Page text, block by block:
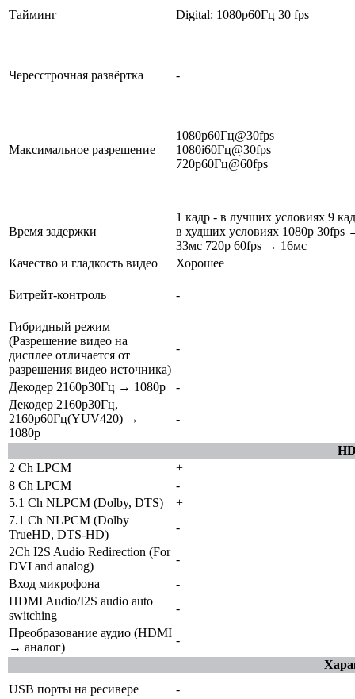
Тайминг Digital: 1080p60Гц 30 fps
Чересстрочная развёртка -
Максимальное разрешение
1080p60Гц@30fps
1080i60Гц@30fps
720p60Гц@60fps
Время задержки
1 кадр - в лучших условиях 9
в худших условиях 1080p 30fps
33мс 720p 60fps → 16мс
Качество и гладкость видео
Хорошее
Битрейт-контроль -
Гибридный режим
(Разрешение видео на
дисплее отличается от
разрешения видео источника)
-
Декодер 2160p30Гц → 1080p
-
Декодер 2160p30Гц,
2160p60Гц(YUV420) →
1080p
-
2 Ch LPCM
+
8 Ch LPCM
-
5.1 Ch NLPCM (Dolby, DTS)
+
7.1 Ch NLPCM (Dolby
TrueHD, DTS-HD)
-
2Ch I2S Audio Redirection (For
DVI and analog)
-
Вход микрофона
-
HDMI Audio/I2S audio auto
switching
-
Преобразование аудио (HDMI
→ аналог)
-
USB порты на ресивере
-